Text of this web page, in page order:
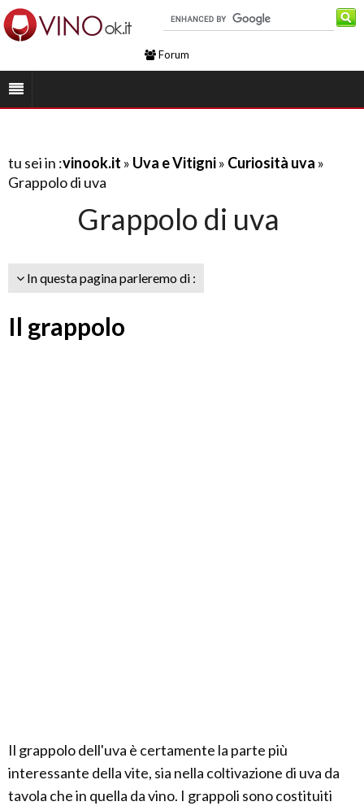
Forum
tu sei in :vinook.it » Uva e Vitigni» Curiosità uva »
Grappolo di uva
Grappolo di uva
In questa pagina parleremo di :
Il grappolo
Il grappolo dell'uva è certamente la parte più
interessante della vite, sia nella coltivazione di uva da
tavola che in quella da vino. I grappoli sono costituiti